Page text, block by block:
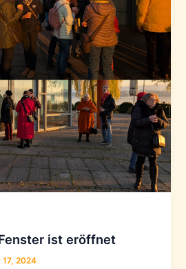
ist eröffnet
17, 2024